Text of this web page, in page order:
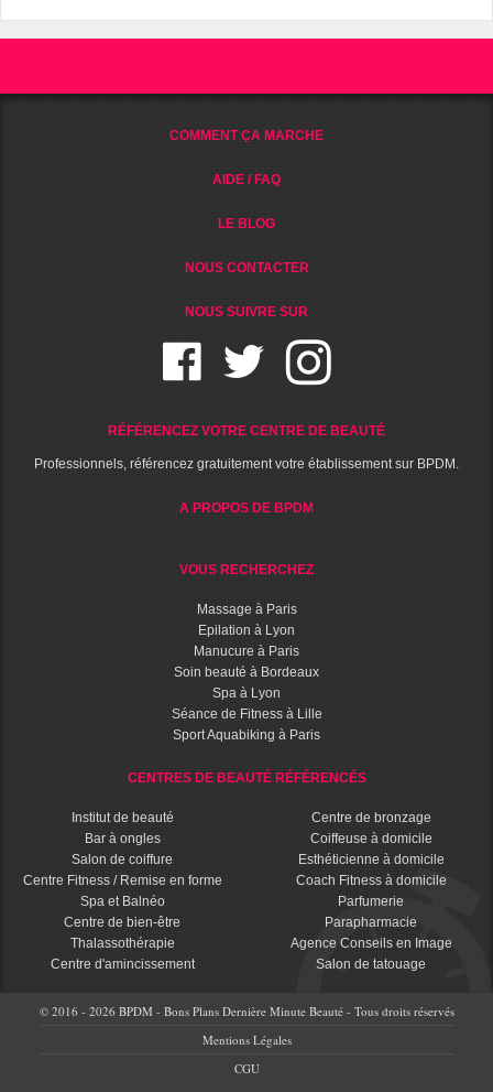
COMMENT ÇA MARCHE
AIDE / FAQ
LE BLOG
NOUS CONTACTER
NOUS SUIVRE SUR
RÉFÉRENCEZ VOTRE CENTRE DE BEAUTÉ
Professionnels, référencez gratuitement votre établissement sur BPDM.
A PROPOS DE BPDM
VOUS RECHERCHEZ
Massage à Paris
Epilation à Lyon
Manucure à Paris
Soin beauté à Bordeaux
Spa à Lyon
Séance de Fitness à Lille
Sport Aquabiking à Paris
CENTRES DE BEAUTÉ RÉFÉRENCÉS
Institut de beauté
Bar à ongles
Salon de coiffure
Centre Fitness / Remise en forme
Spa et Balnéo
Centre de bien-être
Thalassothérapie
Centre d'amincissement
Centre de bronzage
Coiffeuse à domicile
Esthéticienne à domicile
Coach Fitness à domicile
Parfumerie
Parapharmacie
Agence Conseils en Image
Salon de tatouage
© 2016 - 2026 BPDM - Bons Plans Dernière Minute Beauté - Tous droits réservés
Mentions Légales
CGU